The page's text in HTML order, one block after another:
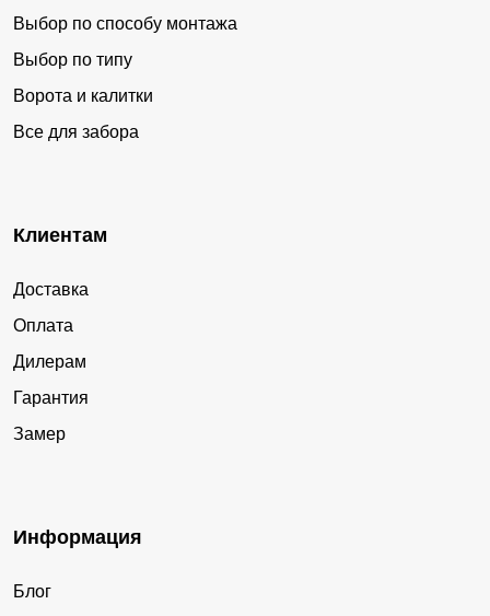
Выбор по способу монтажа
Выбор по типу
Ворота и калитки
Все для забора
Клиентам
Доставка
Оплата
Дилерам
Гарантия
Замер
Информация
Блог